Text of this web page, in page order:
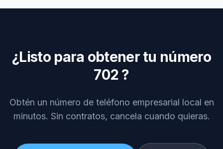
¿Listo para obtener tu número
702 ?
Obtén un número de teléfono empresarial local en
minutos. Sin contratos, cancela cuando quieras.